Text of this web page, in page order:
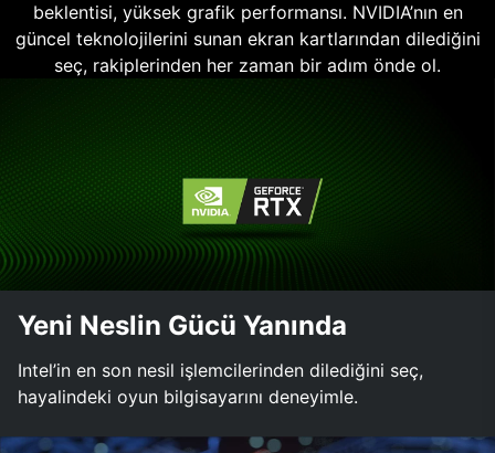
beklentisi, yüksek grafik performansı. NVIDIA’nın en
güncel teknolojilerini sunan ekran kartlarından dilediğini
seç, rakiplerinden her zaman bir adım önde ol.
Yeni Neslin Gücü Yanında
Intel’in en son nesil işlemcilerinden dilediğini seç,
hayalindeki oyun bilgisayarını deneyimle.